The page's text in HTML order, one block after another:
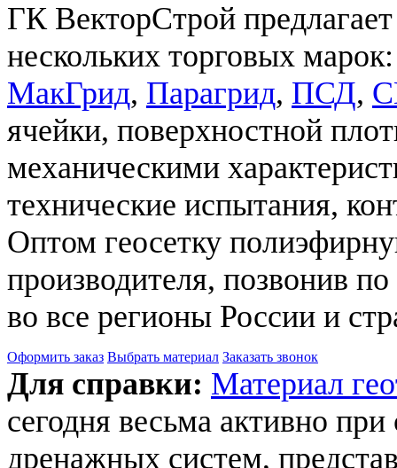
ГК ВекторСтрой
нескольких торговых
МакГрид, Парагрид, ПСД,
ячейки, поверхностной
механическими
технические испытания,
Оптом геосетку
производителя, позвонив
во все регионы России и
Оформить заказ Выбрать материал Заказать звонок
Для справки: Материал
сегодня весьма активно
дренажных систем,